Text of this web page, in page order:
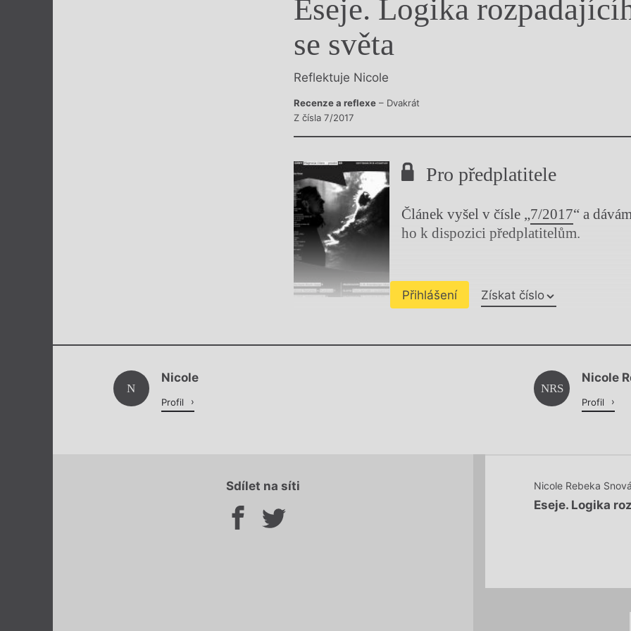
Výroční cenyEseje. Logika
se světa
Reflektuje Nicole
Recenze a reflexe – Dvakrát
Z čísla 7/2017
Pro předplatitele
Článek vyšel v čísle „7/2017“ a
ho k dispozici předplatitelům.
Přihlášení Získat číslo
Chviličku.
N
Nicole
Profil
NRS
Nicole
Profil
Sdílet na síti Nicole Rebeka Snová
Eseje. Logika